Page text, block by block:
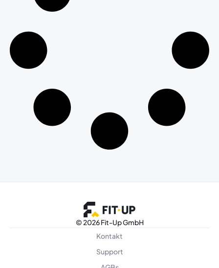
©2026 Fit-Up GmbH
Kontakt
Support